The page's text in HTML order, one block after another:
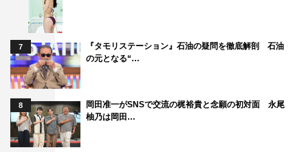
7
『タモリステーション』石油の疑問を徹底解剖 石油
の元となる“…
8
岡田准一がSNSで交流の梶裕貴と念願の初対面 永尾
柚乃は岡田…